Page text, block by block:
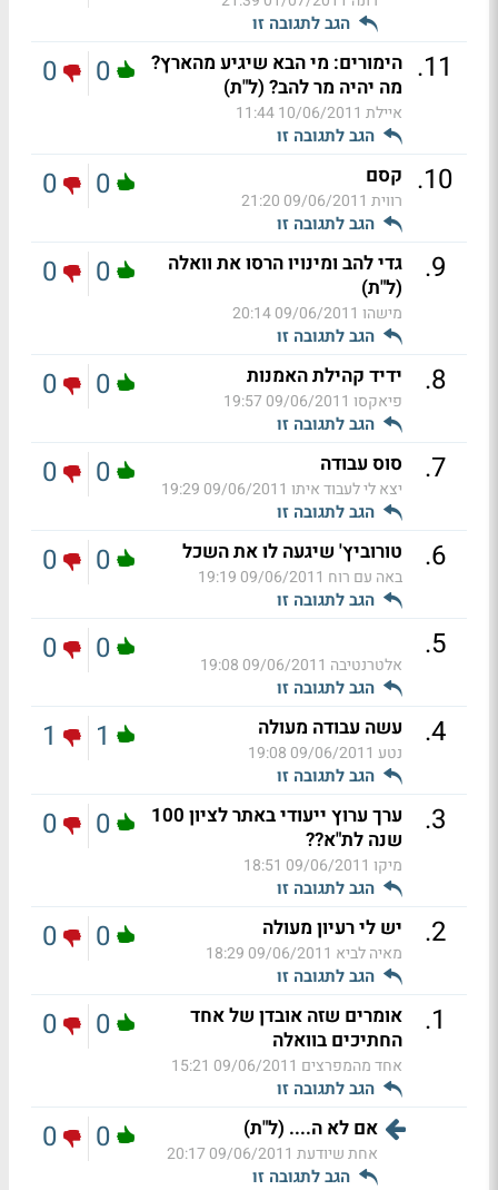
הגב לתגובה זו
11
. הימורים: מי הבא שיגיע מהארץ?
מה יהיה מר להב? (ל"ת)
איילת 10/06/2011 11:44
הגב לתגובה זו
0
0
10
. קסם
רווית 09/06/2011 21:20
הגב לתגובה זו
0
0
9
.
גדי להב ומינויו הרסו את וואלה
(ל"ת)
מישהו 09/06/2011 20:14
הגב לתגובה זו
0
0
8
. ידיד קהילת האמנות
פיאקסו 09/06/2011 19:57
הגב לתגובה זו
0
0
7
. סוס עבודה
יצא לי לעבוד איתו 09/06/2011 19:29
הגב לתגובה זו
0
0
6
. טורוביץ' שיגעה לו את השכל
באה עם רוח 09/06/2011 19:19
הגב לתגובה זו
0
0
5
.
אלטרנטיבה 09/06/2011 19:08
הגב לתגובה זו
0
0
4
. עשה עבודה מעולה
נטע 09/06/2011 19:08
הגב לתגובה זו
1
1
3
.
ערך ערוץ ייעודי באתר לציון 100
שנה לת"א??
מיקו 09/06/2011 18:51
הגב לתגובה זו
0
0
2
. יש לי רעיון מעולה
מאיה לביא 09/06/2011 18:29
הגב לתגובה זו
0
0
1
.
אומרים שזה אובדן של אחד
החתיכים בוואלה
אחד מהמפרצים 09/06/2011 15:21
הגב לתגובה זו
0
0
אם לא ה.... (ל"ת)
אחת שיודעת 09/06/2011 20:17
הגב לתגובה זו
0
0